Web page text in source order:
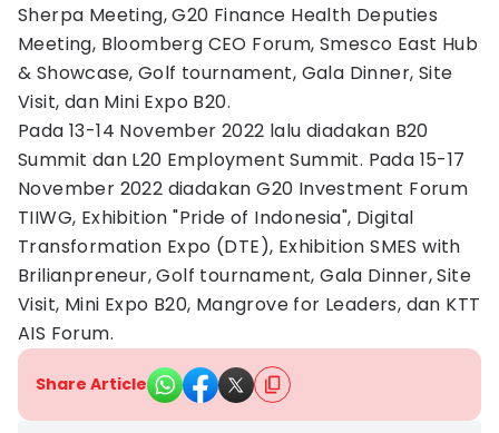
Sherpa Meeting, G20 Finance Health Deputies
Meeting, Bloomberg CEO Forum, Smesco East Hub
& Showcase, Golf tournament, Gala Dinner, Site
Visit, dan Mini Expo B20.
Pada 13-14 November 2022 lalu diadakan B20
Summit dan L20 Employment Summit. Pada 15-17
November 2022 diadakan G20 Investment Forum
TIIWG, Exhibition "Pride of Indonesia", Digital
Transformation Expo (DTE), Exhibition SMES with
Brilianpreneur, Golf tournament, Gala Dinner, Site
Visit, Mini Expo B20, Mangrove for Leaders, dan KTT
AIS Forum.
Share Article